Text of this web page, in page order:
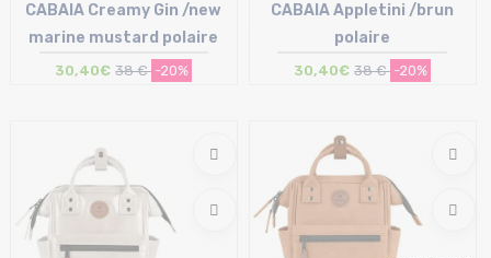
CABAIA Creamy Gin /new
marine mustard polaire
30,40€ 38 € -20%
CABAIA Appletini /brun
polaire
30,40€ 38 € -20%